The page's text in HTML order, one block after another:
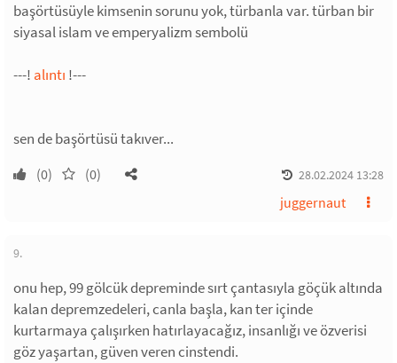
başörtüsüyle kimsenin sorunu yok, türbanla var. türban bir
siyasal islam ve emperyalizm sembolü
---! alıntı !---
sen de başörtüsü takıver...
(0) (0) 28.02.2024 13:28
juggernaut
9.
onu hep, 99 gölcük depreminde sırt çantasıyla göçük altında
kalan depremzedeleri, canla başla, kan ter içinde
kurtarmaya çalışırken hatırlayacağız, insanlığı ve özverisi
göz yaşartan, güven veren cinstendi.